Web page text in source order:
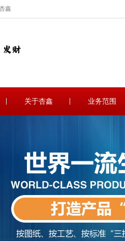
鑫
关于杏鑫 业务范围